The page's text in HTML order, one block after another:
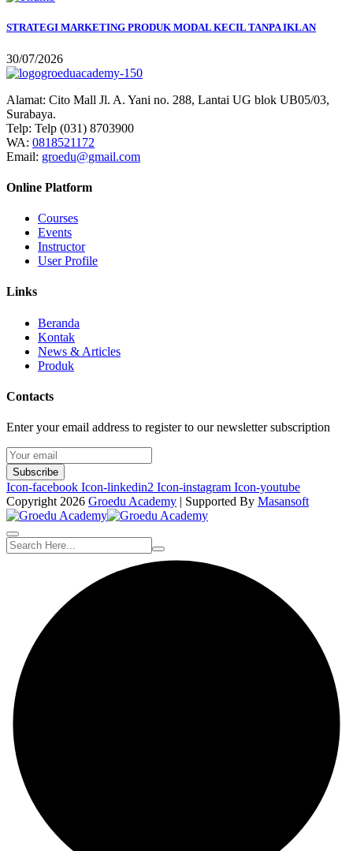
STRATEGI MARKETING PRODUK MODAL KECIL TANPA IKLAN
30/07/2026
Alamat: Cito Mall Jl. A. Yani no. 288, Lantai UG blok UB05/03,
Surabaya.
Telp: Telp (031) 8703900
WA: 0818521172
Email: groedu@gmail.com
Online Platform
Courses
Events
Instructor
User Profile
Links
Beranda
Kontak
News & Articles
Produk
Contacts
Enter your email address to register to our newsletter subscription
Subscribe
Icon-facebook Icon-linkedin2 Icon-instagram Icon-youtube
Copyright 2026 Groedu Academy | Supported By Masansoft